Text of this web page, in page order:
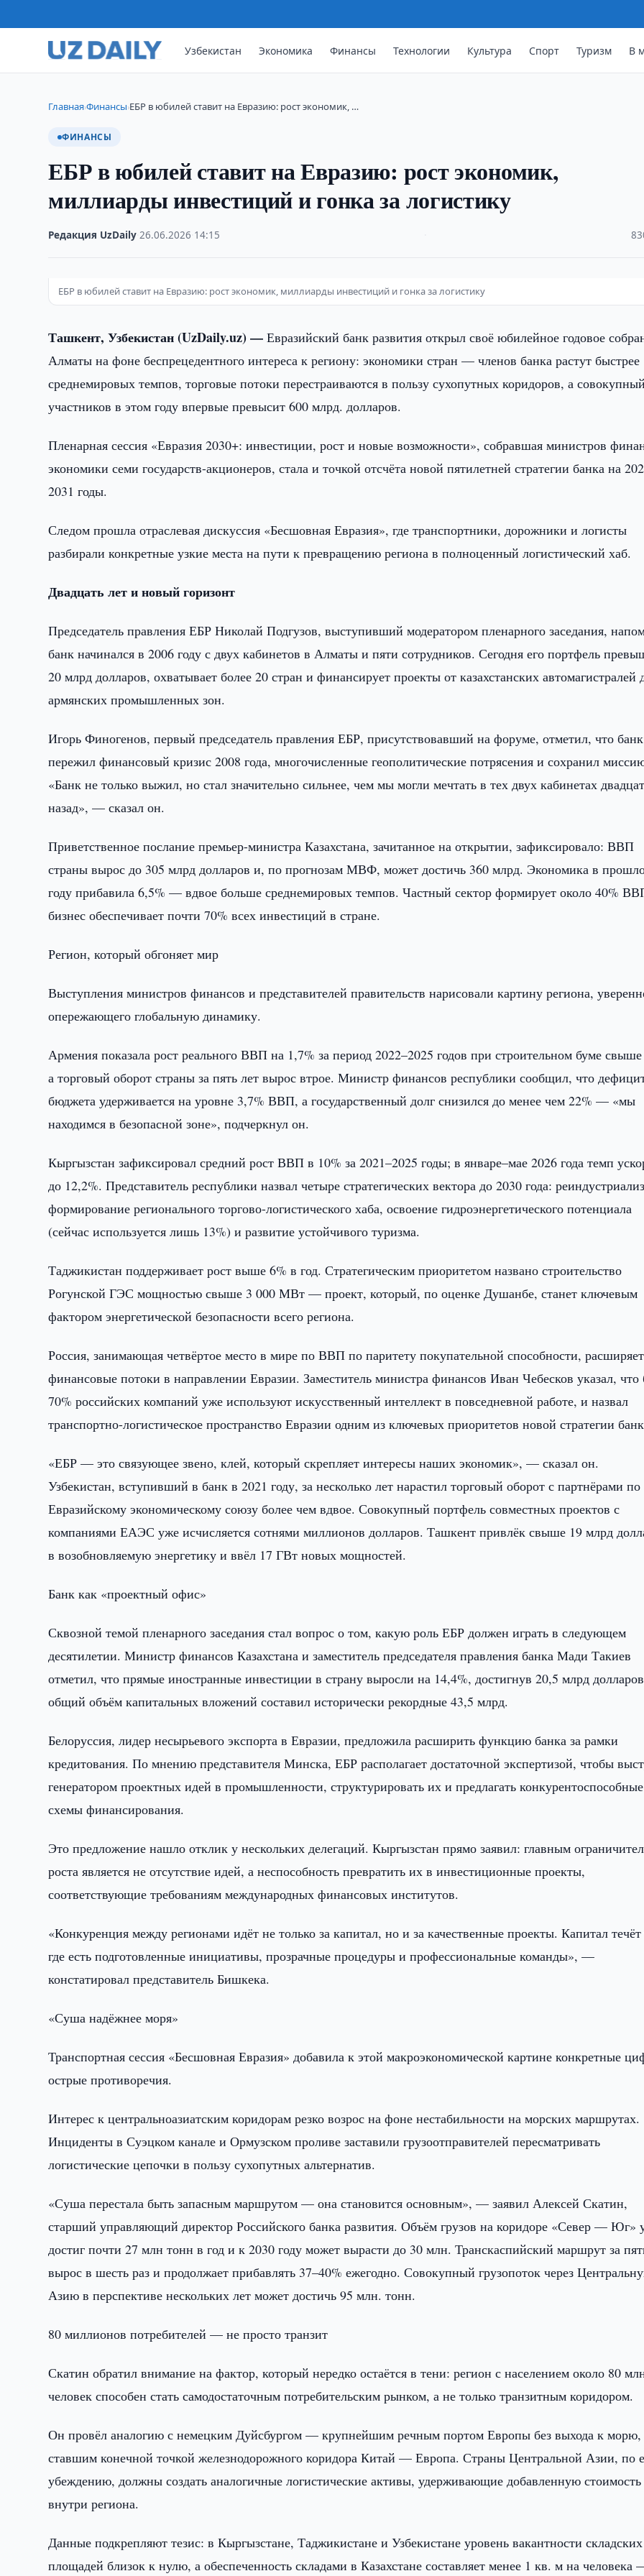
Узбекистан Экономика Финансы Технологии Культура Спорт Туризм В
Главная›Финансы›ЕБР в юбилей ставит на Евразию: рост экономик, …
ФИНАНСЫ
ЕБР в юбилей ставит на Евразию: рост экономик,
миллиарды инвестиций и гонка за логистику
Редакция UzDaily ·26.06.2026 14:15
ЕБР в юбилей ставит на Евразию: рост экономик, миллиарды инвестиций и гонка за логистику
Ташкент, Узбекистан (UzDaily.uz) —Евразийский банк развития открыл своё юбилейное годовое
Алматы на фоне беспрецедентного интереса к региону: экономики стран — членов банка растут быстрее
среднемировых темпов, торговые потоки перестраиваются в пользу сухопутных коридоров, а
участников в этом году впервые превысит 600 млрд. долларов.
Пленарная сессия «Евразия 2030+: инвестиции, рост и новые возможности», собравшая министров
экономики семи государств-акционеров, стала и точкой отсчёта новой пятилетней стратегии банка на
2031 годы.
Следом прошла отраслевая дискуссия «Бесшовная Евразия», где транспортники, дорожники и логисты
разбирали конкретные узкие места на пути к превращению региона в полноценный логистический хаб.
Двадцать лет и новый горизонт
Председатель правления ЕБР Николай Подгузов, выступивший модератором пленарного заседания,
банк начинался в 2006 году с двух кабинетов в Алматы и пяти сотрудников. Сегодня его портфель
20 млрд долларов, охватывает более 20 стран и финансирует проекты от казахстанских автомагистралей
армянских промышленных зон.
Игорь Финогенов, первый председатель правления ЕБР, присутствовавший на форуме, отметил, что банк
пережил финансовый кризис 2008 года, многочисленные геополитические потрясения и сохранил
«Банк не только выжил, но стал значительно сильнее, чем мы могли мечтать в тех двух кабинетах
назад», — сказал он.
Приветственное послание премьер-министра Казахстана, зачитанное на открытии, зафиксировало: ВВП
страны вырос до 305 млрд долларов и, по прогнозам МВФ, может достичь 360 млрд. Экономика в
году прибавила 6,5% — вдвое больше среднемировых темпов. Частный сектор формирует около 40%
бизнес обеспечивает почти 70% всех инвестиций в стране.
Регион, который обгоняет мир
Выступления министров финансов и представителей правительств нарисовали картину региона,
опережающего глобальную динамику.
Армения показала рост реального ВВП на 1,7% за период 2022–2025 годов при строительном буме
а торговый оборот страны за пять лет вырос втрое. Министр финансов республики сообщил, что
бюджета удерживается на уровне 3,7% ВВП, а государственный долг снизился до менее чем 22% — «мы
находимся в безопасной зоне», подчеркнул он.
Кыргызстан зафиксировал средний рост ВВП в 10% за 2021–2025 годы; в январе–мае 2026 года темп
до 12,2%. Представитель республики назвал четыре стратегических вектора до 2030 года:
формирование регионального торгово-логистического хаба, освоение гидроэнергетического потенциала
(сейчас используется лишь 13%) и развитие устойчивого туризма.
Таджикистан поддерживает рост выше 6% в год. Стратегическим приоритетом названо строительство
Рогунской ГЭС мощностью свыше 3 000 МВт — проект, который, по оценке Душанбе, станет ключевым
фактором энергетической безопасности всего региона.
Россия, занимающая четвёртое место в мире по ВВП по паритету покупательной способности, расширяет
финансовые потоки в направлении Евразии. Заместитель министра финансов Иван Чебесков указал, что
70% российских компаний уже используют искусственный интеллект в повседневной работе, и назвал
транспортно-логистическое пространство Евразии одним из ключевых приоритетов новой стратегии
«ЕБР — это связующее звено, клей, который скрепляет интересы наших экономик», — сказал он.
Узбекистан, вступивший в банк в 2021 году, за несколько лет нарастил торговый оборот с партнёрами по
Евразийскому экономическому союзу более чем вдвое. Совокупный портфель совместных проектов с
компаниями ЕАЭС уже исчисляется сотнями миллионов долларов. Ташкент привлёк свыше 19 млрд
в возобновляемую энергетику и ввёл 17 ГВт новых мощностей.
Банк как «проектный офис»
Сквозной темой пленарного заседания стал вопрос о том, какую роль ЕБР должен играть в следующем
десятилетии. Министр финансов Казахстана и заместитель председателя правления банка Мади Такиев
отметил, что прямые иностранные инвестиции в страну выросли на 14,4%, достигнув 20,5 млрд
общий объём капитальных вложений составил исторически рекордные 43,5 млрд.
Белоруссия, лидер несырьевого экспорта в Евразии, предложила расширить функцию банка за рамки
кредитования. По мнению представителя Минска, ЕБР располагает достаточной экспертизой, чтобы
генератором проектных идей в промышленности, структурировать их и предлагать конкурентоспособные
схемы финансирования.
Это предложение нашло отклик у нескольких делегаций. Кыргызстан прямо заявил: главным
роста является не отсутствие идей, а неспособность превратить их в инвестиционные проекты,
соответствующие требованиям международных финансовых институтов.
«Конкуренция между регионами идёт не только за капитал, но и за качественные проекты. Капитал течёт
где есть подготовленные инициативы, прозрачные процедуры и профессиональные команды», —
констатировал представитель Бишкека.
«Суша надёжнее моря»
Транспортная сессия «Бесшовная Евразия» добавила к этой макроэкономической картине конкретные
острые противоречия.
Интерес к центральноазиатским коридорам резко возрос на фоне нестабильности на морских маршрутах.
Инциденты в Суэцком канале и Ормузском проливе заставили грузоотправителей пересматривать
логистические цепочки в пользу сухопутных альтернатив.
«Суша перестала быть запасным маршрутом — она становится основным», — заявил Алексей Скатин,
старший управляющий директор Российского банка развития. Объём грузов на коридоре «Север — Юг»
достиг почти 27 млн тонн в год и к 2030 году может вырасти до 30 млн. Транскаспийский маршрут за
вырос в шесть раз и продолжает прибавлять 37–40% ежегодно. Совокупный грузопоток через
Азию в перспективе нескольких лет может достичь 95 млн. тонн.
80 миллионов потребителей — не просто транзит
Скатин обратил внимание на фактор, который нередко остаётся в тени: регион с населением около 80
человек способен стать самодостаточным потребительским рынком, а не только транзитным коридором.
Он провёл аналогию с немецким Дуйсбургом — крупнейшим речным портом Европы без выхода к морю,
ставшим конечной точкой железнодорожного коридора Китай — Европа. Страны Центральной Азии, по
убеждению, должны создать аналогичные логистические активы, удерживающие добавленную стоимость
внутри региона.
Данные подкрепляют тезис: в Кыргызстане, Таджикистане и Узбекистане уровень вакантности складских
площадей близок к нулю, а обеспеченность складами в Казахстане составляет менее 1 кв. м на человека